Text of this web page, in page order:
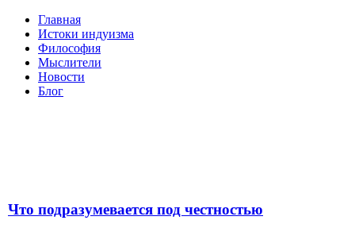
Главная
Истоки индуизма
Философия
Мыслители
Новости
Блог
Что подразумевается под честностью